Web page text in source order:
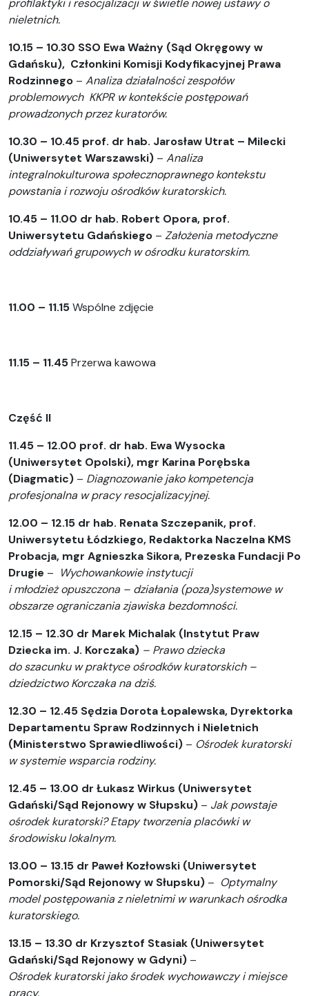
profilaktyki i resocjalizacji w świetle nowej ustawy o
nieletnich.
10.15 – 10.30 SSO Ewa Ważny (Sąd Okręgowy w
Gdańsku), Członkini Komisji Kodyfikacyjnej Prawa
Rodzinnego – Analiza działalności zespołów
problemowych KKPR w kontekście postępowań
prowadzonych przez kuratorów.
10.30 – 10.45 prof. dr hab. Jarosław Utrat – Milecki
(Uniwersytet Warszawski) – Analiza
integralnokulturowa społecznoprawnego kontekstu
powstania i rozwoju ośrodków kuratorskich.
10.45 – 11.00 dr hab. Robert Opora, prof.
Uniwersytetu Gdańskiego – Założenia metodyczne
oddziaływań grupowych w ośrodku kuratorskim.
11.00 – 11.15Wspólne zdjęcie
11.15 – 11.45Przerwa kawowa
Część II
11.45 – 12.00 prof. dr hab. Ewa Wysocka
(Uniwersytet Opolski), mgr Karina Porębska
(Diagmatic) – Diagnozowanie jako kompetencja
profesjonalna w pracy resocjalizacyjnej.
12.00 – 12.15 dr hab. Renata Szczepanik, prof.
Uniwersytetu Łódzkiego, Redaktorka Naczelna KMS
Probacja, mgr Agnieszka Sikora, Prezeska Fundacji Po
Drugie – Wychowankowie instytucji
i młodzież opuszczona – działania (poza)systemowe w
obszarze ograniczania zjawiska bezdomności.
12.15 – 12.30 dr Marek Michalak (Instytut Praw
Dziecka im. J. Korczaka) – Prawo dziecka
do szacunku w praktyce ośrodków kuratorskich –
dziedzictwo Korczaka na dziś.
12.30 – 12.45 Sędzia Dorota Łopalewska, Dyrektorka
Departamentu Spraw Rodzinnych i Nieletnich
(Ministerstwo Sprawiedliwości) – Ośrodek kuratorski
w systemie wsparcia rodziny.
12.45 – 13.00 dr Łukasz Wirkus (Uniwersytet
Gdański/Sąd Rejonowy w Słupsku) – Jak powstaje
ośrodek kuratorski? Etapy tworzenia placówki w
środowisku lokalnym.
13.00 – 13.15 dr Paweł Kozłowski (Uniwersytet
Pomorski/Sąd Rejonowy w Słupsku) – Optymalny
model postępowania z nieletnimi w warunkach ośrodka
kuratorskiego.
13.15 – 13.30 dr Krzysztof Stasiak (Uniwersytet
Gdański/Sąd Rejonowy w Gdyni) –
Ośrodek kuratorski jako środek wychowawczy i miejsce
pracy.